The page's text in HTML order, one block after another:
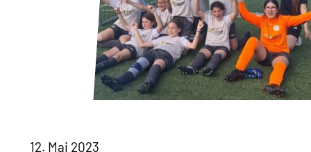
12. Mai 2023